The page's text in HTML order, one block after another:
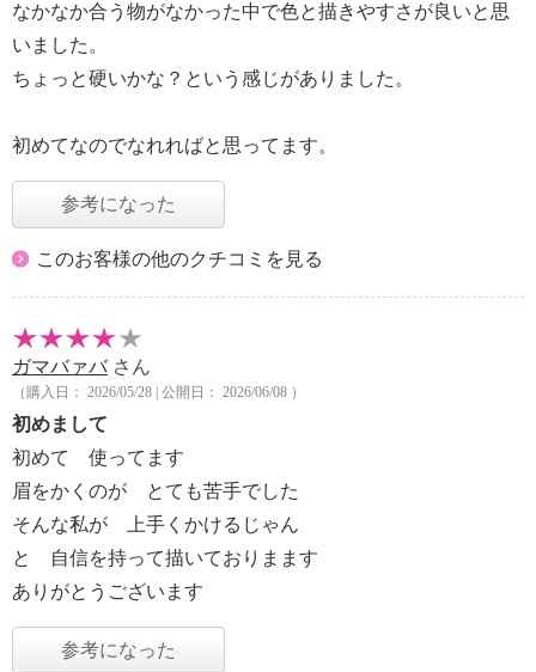
なかなか合う物がなかった中で色と描きやすさが良いと思
いました。
ちょっと硬いかな？という感じがありました。
初めてなのでなれればと思ってます。
参考になった
このお客様の他のクチコミを見る
ガマバァバさん
（購入日： 2026/05/28 | 公開日： 2026/06/08 ）
初めまして
初めて 使ってます
眉をかくのが とても苦手でした
そんな私が 上手くかけるじゃん
と 自信を持って描いておりまます
ありがとうございます
参考になった